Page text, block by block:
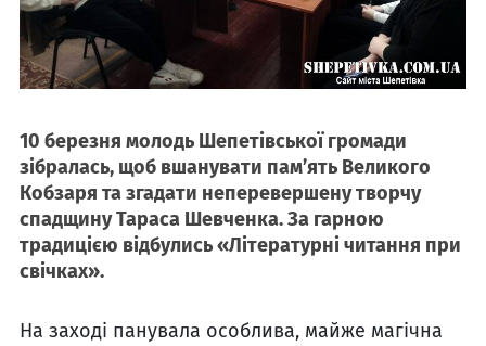
10 березня молодь Шепетівської громади
зібралась, щоб вшанувати пам’ять Великого
Кобзаря та згадати неперевершену творчу
спадщину Тараса Шевченка. За гарною
традицією відбулись «Літературні читання при
свічках».
На заході панувала особлива, майже магічна